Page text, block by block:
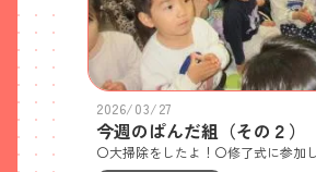
2026/03/27
今週のぱんだ組（その２）